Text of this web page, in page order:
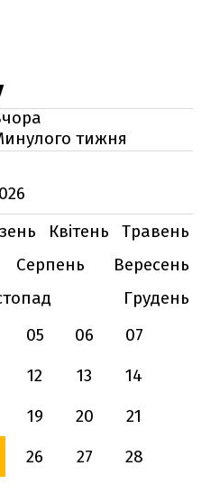
тижня
Квітень
Травень
Серпень
Вересень
Грудень
05 06
07
12 13
14
19 20
21
26 27
28